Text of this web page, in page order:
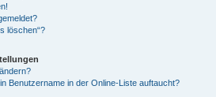
löschen“?
Benutzername in der Online-Liste auftaucht?